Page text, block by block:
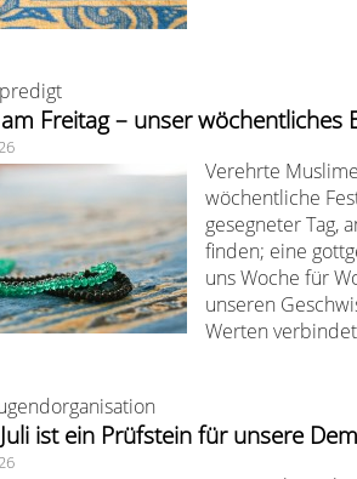
Freitag – unser wöchentliches
Verehrte
wöchentliche
gesegneter Tag,
finden; eine
uns Woche für
unseren
Werten
ist ein Prüfstein für unsere